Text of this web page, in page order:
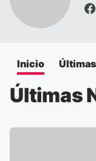
Inicio
Últimas